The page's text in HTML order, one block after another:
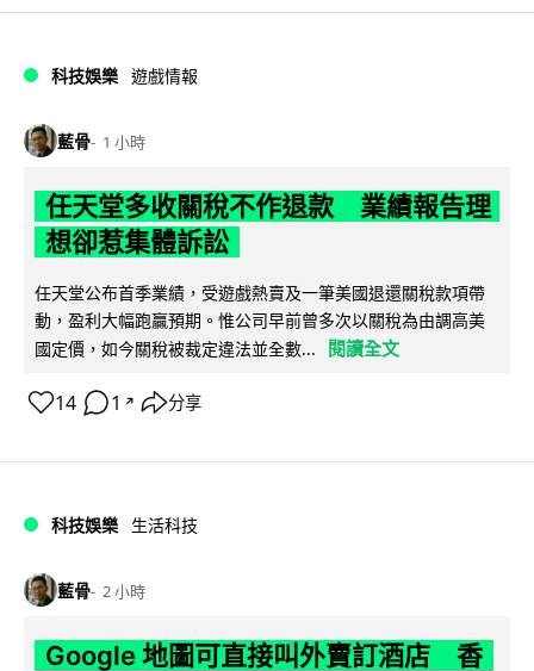
科技娛樂 遊戲情報
藍骨 1 小時
任天堂多收關稅不作退款 業績報告理
想卻惹集體訴訟
任天堂公布首季業績，受遊戲熱賣及一筆美國退還關稅款項帶
動，盈利大幅跑贏預期。惟公司早前曾多次以關稅為由調高美
國定價，如今關稅被裁定違法並全數...
閱讀全文
14 1 ↗ 分享
科技娛樂 生活科技
藍骨 2 小時
Google 地圖可直接叫外賣訂酒店 香